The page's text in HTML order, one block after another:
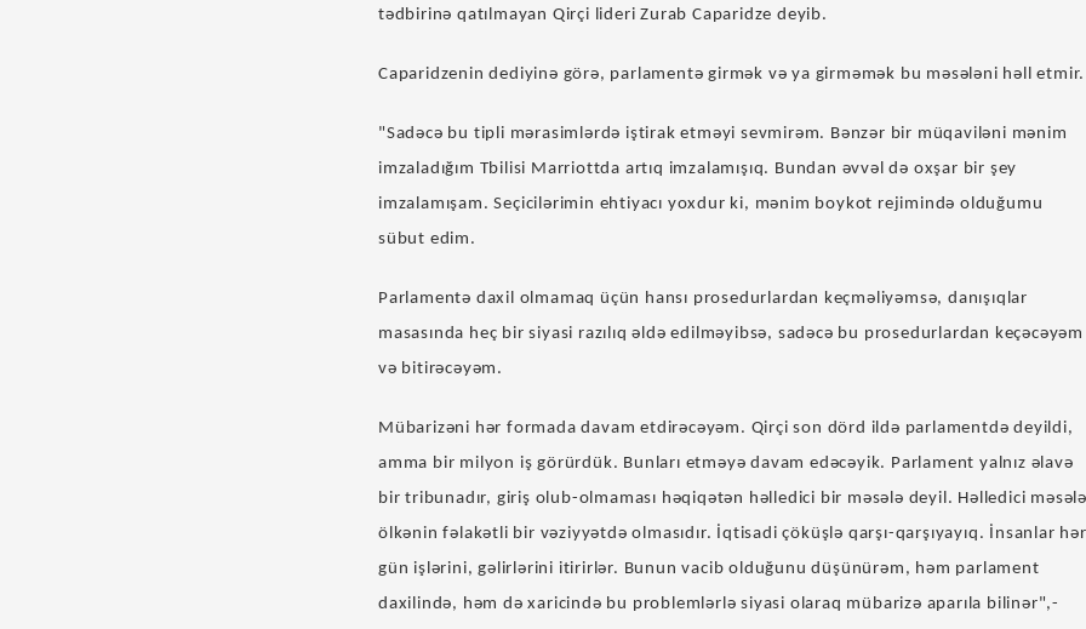
tədbirinə qatılmayan Qirçi lideri Zurab Caparidze deyib.
Caparidzenin dediyinə görə, parlamentə girmək və ya girməmək bu məsələni həll etmir.
"Sadəcə bu tipli mərasimlərdə iştirak etməyi sevmirəm. Bənzər bir müqaviləni mənim
imzaladığım Tbilisi Marriottda artıq imzalamışıq. Bundan əvvəl də oxşar bir şey
imzalamışam. Seçicilərimin ehtiyacı yoxdur ki, mənim boykot rejimində olduğumu
sübut edim.
Parlamentə daxil olmamaq üçün hansı prosedurlardan keçməliyəmsə, danışıqlar
masasında heç bir siyasi razılıq əldə edilməyibsə, sadəcə bu prosedurlardan keçəcəyəm
və bitirəcəyəm.
Mübarizəni hər formada davam etdirəcəyəm. Qirçi son dörd ildə parlamentdə deyildi,
amma bir milyon iş görürdük. Bunları etməyə davam edəcəyik. Parlament yalnız əlavə
bir tribunadır, giriş olub-olmaması həqiqətən həlledici bir məsələ deyil. Həlledici məsələ
ölkənin fəlakətli bir vəziyyətdə olmasıdır. İqtisadi çöküşlə qarşı-qarşıyayıq. İnsanlar hər
gün işlərini, gəlirlərini itirirlər. Bunun vacib olduğunu düşünürəm, həm parlament
daxilində, həm də xaricində bu problemlərlə siyasi olaraq mübarizə aparıla bilinər",-